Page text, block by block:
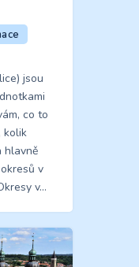
jsou
co to
kolik
hlavně
v
v…